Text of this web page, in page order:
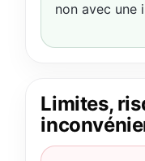
non avec une
Limites,